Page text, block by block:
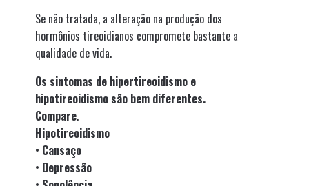
Se não tratada, a alteração na produção dos
hormônios tireoidianos compromete bastante a
qualidade de vida.
Os sintomas de hipertireoidismo e
hipotireoidismo são bem diferentes.
Compare.
Hipotireoidismo
• Cansaço
• Depressão